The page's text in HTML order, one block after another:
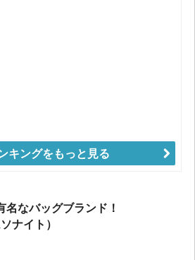
キングをもっと見る
名なバッグブランド！
ナイト）